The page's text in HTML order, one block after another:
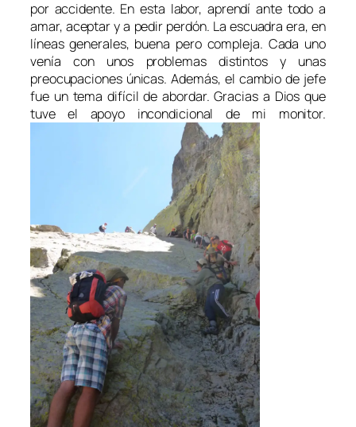
por accidente. En esta labor, aprendí ante todo a
amar, aceptar y a pedir perdón. La escuadra era, en
líneas generales, buena pero compleja. Cada uno
venía con unos problemas distintos y unas
preocupaciones únicas. Además, el cambio de jefe
fue un tema difícil de abordar. Gracias a Dios que
tuve el apoyo incondicional de mi monitor.